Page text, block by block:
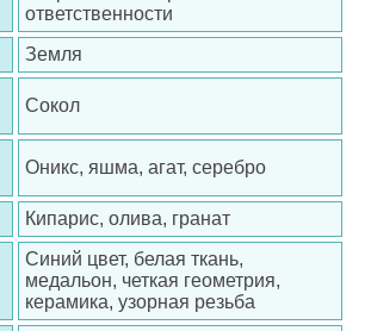
ответственности
Земля
Сокол
Оникс, яшма, агат, серебро
Кипарис, олива, гранат
Синий цвет, белая ткань,
медальон, четкая геометрия,
керамика, узорная резьба